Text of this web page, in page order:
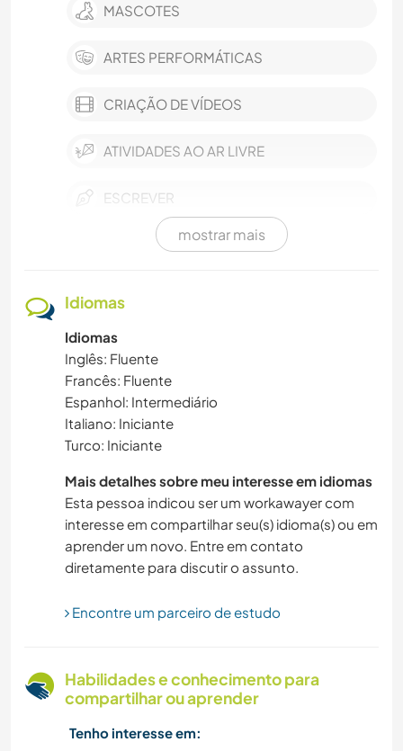
MASCOTES
ARTES PERFORMÁTICAS
CRIAÇÃO DE VÍDEOS
ATIVIDADES AO AR LIVRE
ESCREVER
ESPORTES DE INVERNO
SUSTENTABILIDADE
AUTODESENVOLVIMENTO
POLÍTICA/JUSTIÇA SOCIAL
NATURALEZA
MÚSICA
FILMES E TV
MONTANHAS
mostrar mais
Idiomas
Idiomas
Inglês: Fluente
Francês: Fluente
Espanhol: Intermediário
Italiano: Iniciante
Turco: Iniciante
Mais detalhes sobre meu interesse em idiomas
Esta pessoa indicou ser um workawayer com
interesse em compartilhar seu(s) idioma(s) ou em
aprender um novo. Entre em contato
diretamente para discutir o assunto.
Encontre um parceiro de estudo
Habilidades e conhecimento para
compartilhar ou aprender
Tenho interesse em: